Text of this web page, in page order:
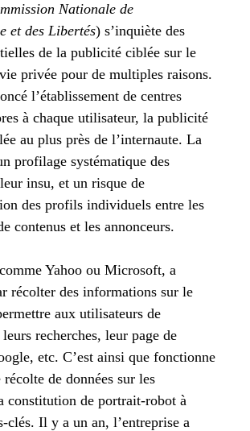
Nationale de
et des Libertés) s’inquiète des
de la publicité ciblée sur le
privée pour de multiples raisons.
l’établissement de centres
à chaque utilisateur, la publicité
au plus près de l’internaute. La
profilage systématique des
insu, et un risque de
des profils individuels entre les
contenus et les annonceurs.
Yahoo ou Microsoft, a
récolter des informations sur le
aux utilisateurs de
recherches, leur page de
etc. C’est ainsi que fonctionne
récolte de données sur les
constitution de portrait-robot à
clés. Il y a un an, l’entreprise a